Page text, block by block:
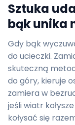
Sztuka
bąk unika
Gdy bąk
do ucieczki.
skuteczną
do góry, kieruje
zamiera w
jeśli wiatr
kołysać się